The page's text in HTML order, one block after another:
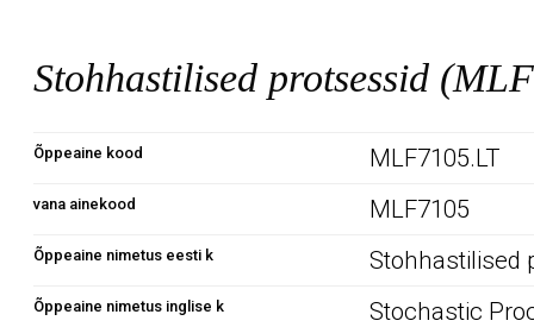
Stohhastilised protsessid
Õppeaine kood MLF7105.LT
vana ainekood MLF7105
Õppeaine nimetus eesti k Stohhastilised
Õppeaine nimetus inglise k Stochastic